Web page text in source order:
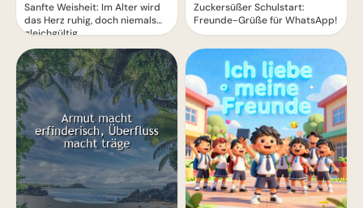
Sanfte Weisheit: Im Alter wird
das Herz ruhig, doch niemals
gleichgültig
Zuckersüßer Schulstart:
Freunde-Grüße für WhatsApp!